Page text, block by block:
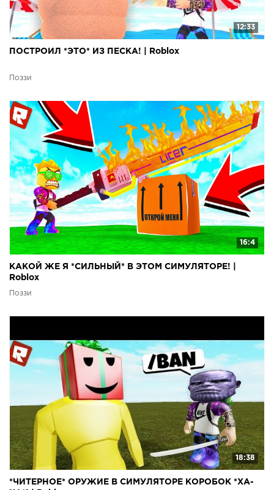
12:33
ПОСТРОИЛ *ЭТО* ИЗ ПЕСКА! | Roblox
Поззи
16:4
КАКОЙ ЖЕ Я *СИЛЬНЫЙ* В ЭТОМ СИМУЛЯТОРЕ! |
Roblox
Поззи
18:38
*ЧИТЕРНОЕ* ОРУЖИЕ В СИМУЛЯТОРЕ КОРОБОК *ХА-